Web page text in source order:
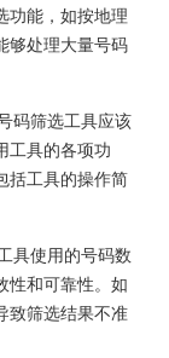
功能，如按地理
够处理大量号码
码筛选工具应该
工具的各项功
括工具的操作简
具使用的号码数
性和可靠性。如
致筛选结果不准